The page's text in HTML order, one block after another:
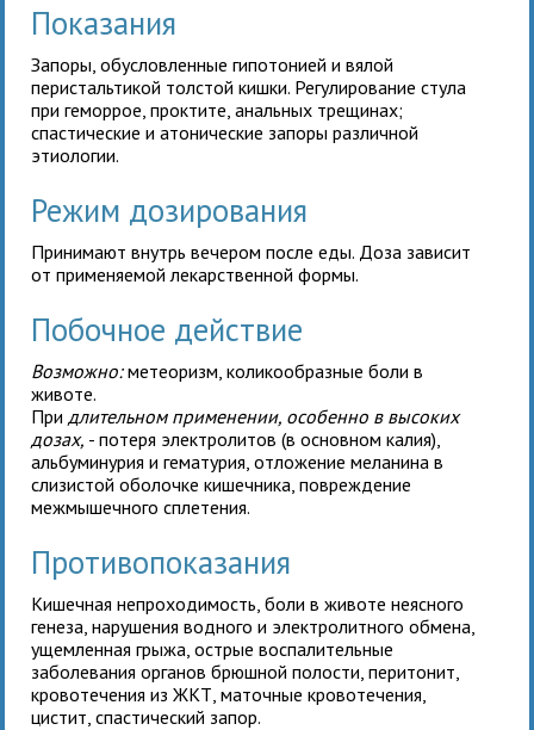
Показания
Запоры, обусловленные гипотонией и вялой
перистальтикой толстой кишки. Регулирование стула
при геморрое, проктите, анальных трещинах;
спастические и атонические запоры различной
этиологии.
Режим дозирования
Принимают внутрь вечером после еды. Доза зависит
от применяемой лекарственной формы.
Побочное действие
Возможно:метеоризм, коликообразные боли в
животе.
При длительном применении, особенно в высоких
дозах, - потеря электролитов (в основном калия),
альбуминурия и гематурия, отложение меланина в
слизистой оболочке кишечника, повреждение
межмышечного сплетения.
Противопоказания
Кишечная непроходимость, боли в животе неясного
генеза, нарушения водного и электролитного обмена,
ущемленная грыжа, острые воспалительные
заболевания органов брюшной полости, перитонит,
кровотечения из ЖКТ, маточные кровотечения,
цистит, спастический запор.